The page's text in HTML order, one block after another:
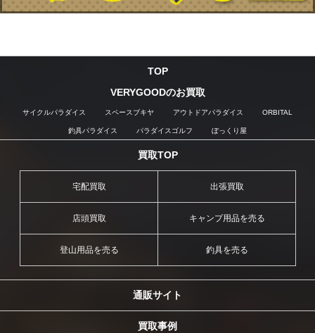
TOP
VERYGOODのお買取
サイクルパラダイス スペースブキヤ アウトドアパラダイス ORBITAL
釣具パラダイス パラダイスゴルフ ぼっくり屋
買取TOP
宅配買取 出張買取
店頭買取 キャンプ用品を売る
登山用品を売る 釣具を売る
通販サイト
買取事例